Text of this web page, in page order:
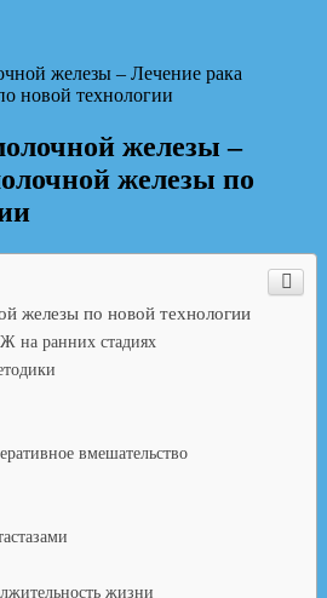
железы – Лечение рака
новой технологии
железы –
железы по
железы по новой технологии
на ранних стадиях
вмешательство
жизни